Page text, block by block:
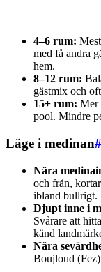
4–6 rum:
med få andra
hem.
8–12 rum:
gästmix och
15+ rum: Mer
pool. Mindre
Läge i medinan#
Nära
och från,
ibland bullrigt.
Djupt inne i
Svårare att
känd
Nära
Boujloud